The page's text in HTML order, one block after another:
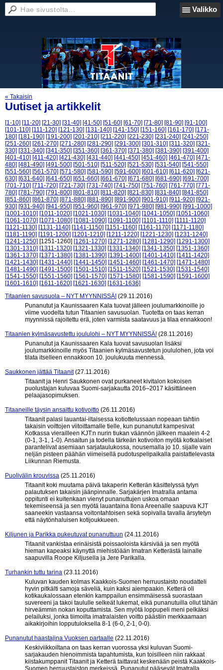
Valikko
« Takaisin
Uutiset ja artikkelit
[1-10] [11-20] [21-30] [31-40] [41-50] [51-60] [61-70] [71-80] [81-90] [91-100]
[101-110] [111-120] [121-130] [131-140] [141-150] [151-160] [161-170] [171-
180] [181-190] [191-200] [201-210] [211-220] [221-230] [231-240] [241-250]
[251-260] [261-270] [271-280] [281-290] [291-300] [301-310] [311-320] [321-
330] [331-340] [341-350] [351-360] [361-370] [371-380] [381-390] [391-400]
[401-410] [411-420] [421-430] [431-440] [441-450] [451-460] [461-470] [471-
480] [481-490] [491-500] [501-510] [511-520] [521-530] [531-540] [541-550]
[551-560] [561-570] [571-580] [581-590] [591-600] [601-610] [611-620] [621-
630] [631-640] [641-650] [651-660] [661-670] [671-680] [681-690] [691-700]
[701-710] [711-720] [721-730] [731-740] [741-750] [751-760] [761-770] [771-
780] [781-790] [791-800] [801-810] [811-820] [821-830] [831-840] [841-850]
[851-860] [861-870] [871-880] [881-890] [891-900] [901-910] [911-920] [921-
930] [931-940] [941-950] [951-960] [961-970] [971-980] [981-990] [991-1000]
[1001-1010] [1011-1020] [1021-1030] [1031-1040] [1041-1050] [1051-1060]
[1061-1070] [1071-1080] [1081-1090] [1091-1100] [1101-1110] [1111-1120]
[1121-1130] [1131-1140] [1141-1150] [1151-1160] [1161-1170] [1171-1180]
[1181-1190] [1191-1200] [1201-1210] [1211-1220] [1221-1230] [1231-1240]
[1241-1250] [1251-1260] [1261-1270] [1271-1280] [1281-1290] [1291-1300]
[1301-1310] [1311-1320] [1321-1330] [1331-1340] [1341-1350] [1351-1360]
[1361-1370] [1371-1380] [1381-1390] [1391-1400] [1401-1410] [1411-1420]
[1421-1430] [1431-1440] [1441-1450] [1451-1460] [1461-1470] [1471-1480]
[1481-1490] [1491-1500] [1501-1510] [1511-1520] [1521-1530] [1531-1540]
[1541-1550] [1551-1560] [1561-1570] [1571-1580] [1581-1590] [1591-1600]
[1601-1610] [1611-1620] [1621-1630] [1631-1636]
Titaanien savusuola – NYT MYYNNISSÄ! (29.11.2016)
Punanutut ja Kaunissaaren Kala tuovat jälleen joulumarkkinoille jo
viime vuodelta tutun Titaanien savusuolan. Tuotetta on taas kerran
myynnissä rajoitettu erä, joten varmista saatavuus ja tilaa ennakkoon!
Titaanien kylmäsavustettu joululohi – NYT MYYNNISSÄ! (28.11.2016)
Punanutut ja Kaunissaaren Kala tuovat savusuolan lisäksi
joulumarkkinoille myös Titaanien kylmäsavustetun joululohen, jota voi
tilata itselleen ennakkoon 10. joulukuuta mennessä.
Saukkonen jättää Titaanit (27.11.2016)
Titaanit ja Henri Saukkonen ovat purkaneet kivitalon kokoisen
puolustajan kuluvaa Suomi-sarjakautta 2016–2017 käsittäneen
pelaajasopimuksen.
Titaaneille täysin ansaittu kotivoitto (26.11.2016)
Titaanit palasi lauantai-iltaisessa kotiottelussaan nopeaan tahtiin
takaisin voittojen viitoittamalle tielle, kun punanutut kampesivat
Kotkassa vierailleen KJT:n nurin tiukan väännön jälkeen maalein 4-2
(0-1, 3-1, 1-0). Ansaitun ja todella tärkeän kotivoiton myötä kotkalaiset
parantelivat asemiaan sarjataulukossa, nousemalla jo 10. sijalle vain
neljän pisteen päähän viimeisellä pudotuspelipaikalla paistattelevasta
Liikunnan Riemusta.
Puolivälin krouvissa (25.11.2016)
Titaanit koki muutama päivä takaperin Ketterän käsittelyssä tylyn
palautuksen takaisin jäänpinnalle. Sarjakärjen Imatralla antama
oppitunti ei kuitenkaan vienyt punanuttujen uskoa omaan
tekemiseensä ja sen myötä lauantaina Ilona Areenalle saapuva KJT
saaneekin vastaansa voitontahtoisen sekä sopivalla tavalla ärsytetyn
että näytönhaluisen kotijoukkueen.
Kiljunen ja Parikka pukeutuvat punanuttuun (24.11.2016)
Titaanit vankistaa erinäisistä poissaoloista kärsivää ja sen myötä
hieman kapeaksi käynyttä miehistöään Imatran Ketterästä lainalle
saapuvilla Roope Kiljusella ja Jere Parikalla.
Turhankin tuttu tarina (23.11.2016)
Kuluvan kauden kolmas Kaakkois-Suomen herruustaisto noudatteli
hyvin pitkälti samoja säveliä, kuin kaksi aiempaakin. Ketterä oli
kotikaukalossaan etenkin kamppailun ensimmäisessä suorastaan
suvereeni ja takoi taululle selkeät lukemat, eikä punanutuilla ollut tähän
hirveämmin nokan koputtamista. Sen myötä loppupeli meni pelkäksi
pelailuksi, jonka tiimoilta imatralaisten voitto päästiin merkkaamaan
aikakirjoihin lopputuloksella 8-1 (6-0, 2-1, 0-0).
Punanutut haastajina Vuoksen partaalle (22.11.2016)
Keskiviikkoiltana on taas kerran vuorossa yksi kuluvan Suomi-
sarjakauden hienoimmista tapahtumista, kun toisilleen niin rakkaat
kiistakumppanit Titaanit ja Ketterä taittavat keskenään peistä Kaakkois-
Suomen herruustaiston merkeissä. Punanutut pääsevät Imatralla